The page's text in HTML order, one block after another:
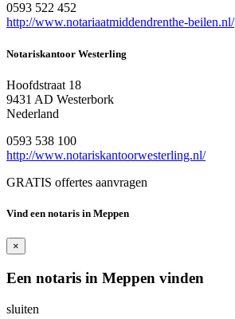
0593 522 452
http://www.notariaatmiddendrenthe-beilen.nl/
Notariskantoor Westerling
Hoofdstraat 18
9431 AD Westerbork
Nederland
0593 538 100
http://www.notariskantoorwesterling.nl/
GRATIS offertes aanvragen
Vind een notaris in Meppen
×
Een notaris in Meppen vinden
sluiten